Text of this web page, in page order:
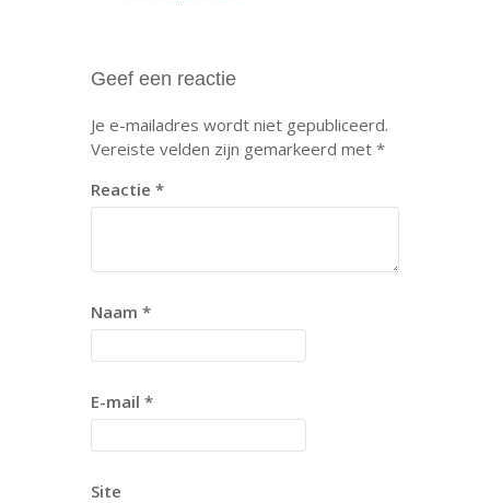
Geef een reactie
Je e-mailadres wordt niet gepubliceerd.
Vereiste velden zijn gemarkeerd met *
Reactie *
Naam *
E-mail *
Site